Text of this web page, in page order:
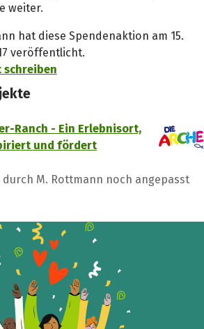
weiter.
hat diese Spendenaktion am 15.
veröffentlicht.
schreiben
Ranch - Ein Erlebnisort,
und fördert
M. Rottmann noch angepasst